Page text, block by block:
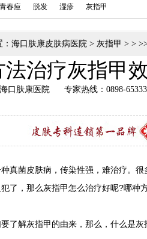
青春痘 脱发 湿疹 灰指甲
海口肤康皮肤病医院 > 灰指甲 > > >>
法治疗灰指甲
口肤康医院 专家热线：0898-
菌皮肤病，传染性强，难治疗。很
了，那么灰指甲怎么治疗好呢?哪种
解灰指甲的由来，那么，什么是灰